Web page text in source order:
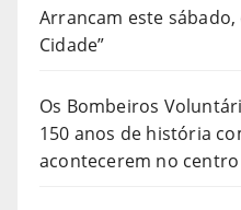
Arrancam este sábado,
Cidade”
Os Bombeiros
150 anos de história
acontecerem no